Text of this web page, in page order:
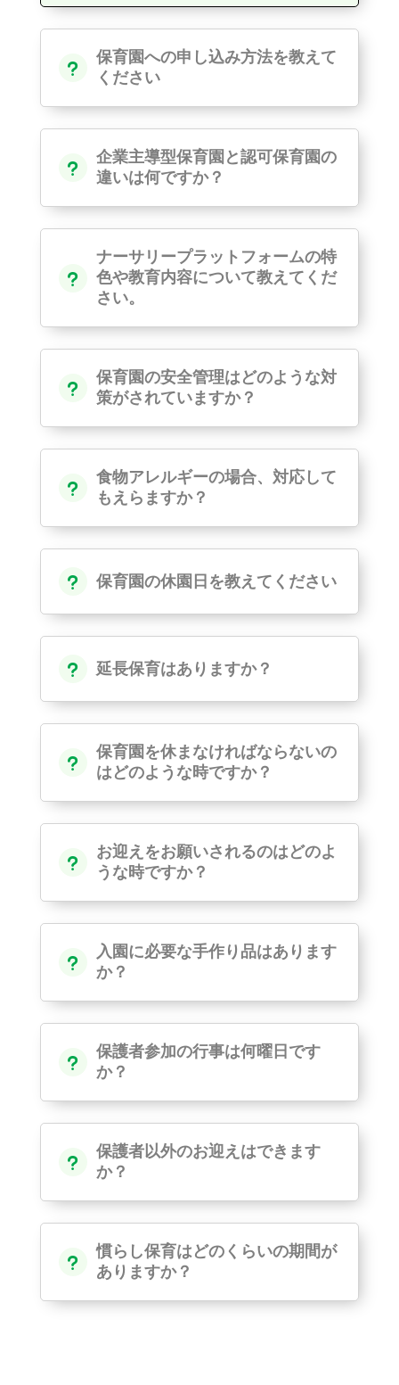
u
保育園への申し込み方法を教えて
ください
u
企業主導型保育園と認可保育園の
違いは何ですか？
u
ナーサリープラットフォームの特
色や教育内容について教えてくだ
さい。
u
保育園の安全管理はどのような対
策がされていますか？
u
食物アレルギーの場合、対応して
もえらますか？
u 保育園の休園日を教えてください
u 延長保育はありますか？
u
保育園を休まなければならないの
はどのような時ですか？
u
お迎えをお願いされるのはどのよ
うな時ですか？
u
入園に必要な手作り品はあります
か？
u
保護者参加の行事は何曜日です
か？
u
保護者以外のお迎えはできます
か？
u
慣らし保育はどのくらいの期間が
ありますか？